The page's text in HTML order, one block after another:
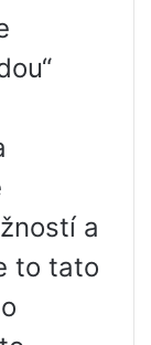
a
to tato